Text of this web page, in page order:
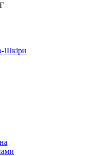
Шкіри